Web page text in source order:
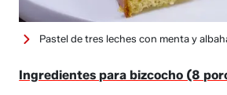
Pastel de tres leches con menta y
Ingredientes para bizcocho (8